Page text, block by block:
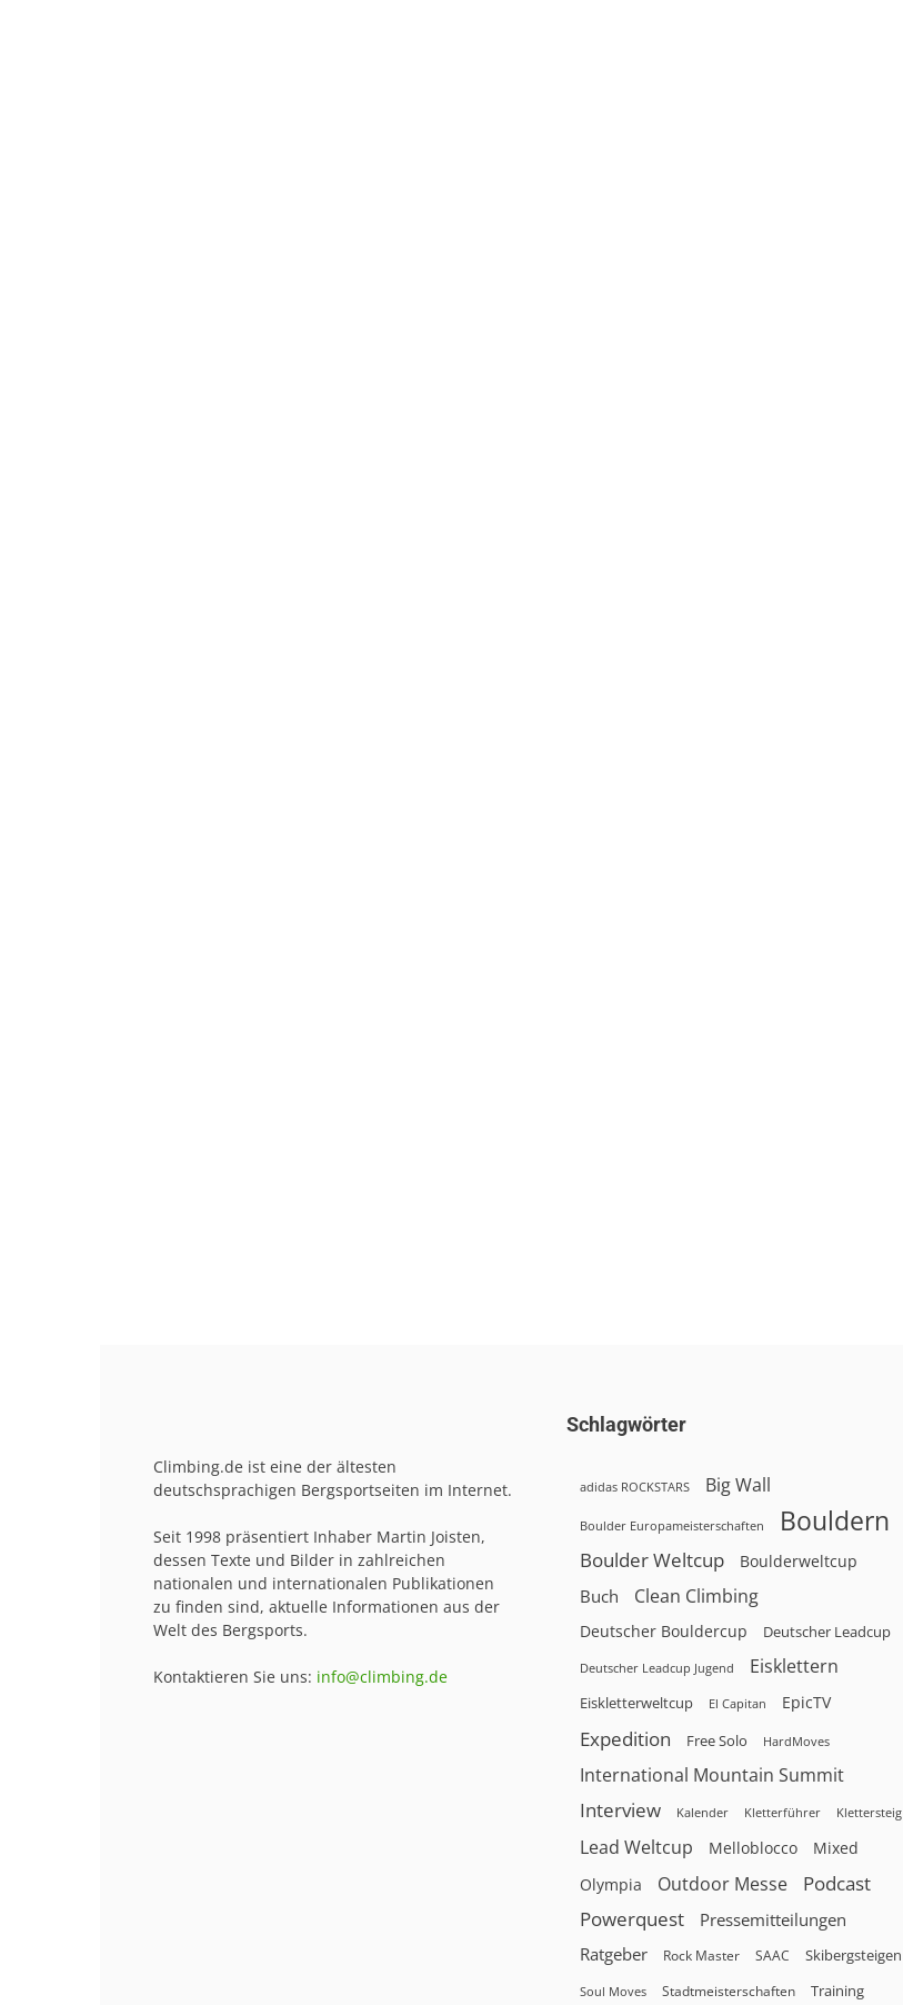
Climbing.de ist eine der ältesten
deutschsprachigen Bergsportseiten im Internet.
Seit 1998 präsentiert Inhaber Martin Joisten,
dessen Texte und Bilder in zahlreichen
nationalen und internationalen Publikationen
zu finden sind, aktuelle Informationen aus der
Welt des Bergsports.
Kontaktieren Sie uns: info@climbing.de
Schlagwörter
adidas ROCKSTARS Big Wall
Boulder Europameisterschaften Bouldern
Boulder Weltcup Boulderweltcup
Buch Clean Climbing
Deutscher Bouldercup Deutscher Leadcup
Deutscher Leadcup Jugend Eisklettern
Eiskletterweltcup El Capitan EpicTV
Expedition Free Solo HardMoves
International Mountain Summit
Interview Kalender Kletterführer Klettersteig
Lead Weltcup Melloblocco Mixed
Olympia Outdoor Messe
Podcast
Powerquest
Pressemitteilungen
Ratgeber Rock Master SAAC Skibergsteigen
Soul Moves Stadtmeisterschaften Training